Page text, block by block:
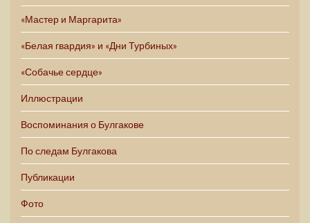
«Мастер и Маргарита»
«Белая гвардия» и «Дни Турбиных»
«Собачье сердце»
Иллюстрации
Воспоминания о Булгакове
По следам Булгакова
Публикации
Фото